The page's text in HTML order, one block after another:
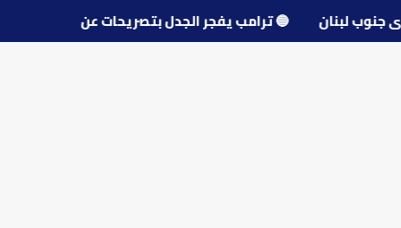
قرى جنوب لبنان 🔵ترامب يفجر الجدل بتصريحات عن